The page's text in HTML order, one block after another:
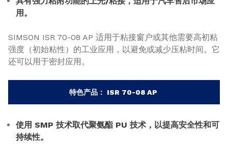
用。
SIMSON ISR 70-08 AP 适用于粘接窗户或其他需要高初粘
强度（初始粘性）的工业应用，以避免或减少压粘时间。它
还可以用于密封应用。
特色产品： ISR 70-08 AP
使用 SMP 技术取代聚氨酯 PU 技术，以提高安全性和可
持续性。